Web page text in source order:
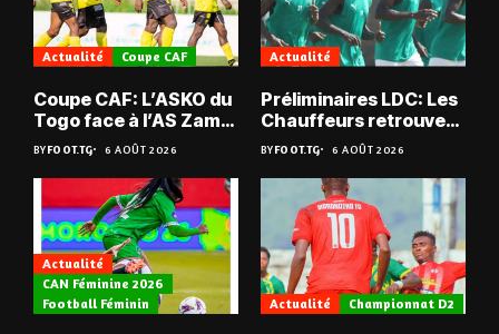
Actualité Coupe CAF
Coupe CAF: L’ASKO du
Togo face à l’AS Zam
du Niger
BYFOOT.TG 6 AOÛT 2026
Actualité
Préliminaires LDC: Les
Chauffeurs retrouvent
les Mimos
BYFOOT.TG 6 AOÛT 2026
Actualité
CAN Féminine 2026
Football Féminin
Actualité Championnat D2